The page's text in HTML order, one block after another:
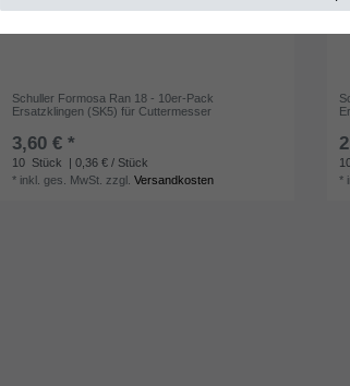
Schuller Formosa Ran 18 - 10er-Pack
Ersatzklingen (SK5) für Cuttermesser
3,60 € *
10 Stück
| 0,36 € / Stück
* inkl. ges. MwSt. zzgl.Versandkosten
*